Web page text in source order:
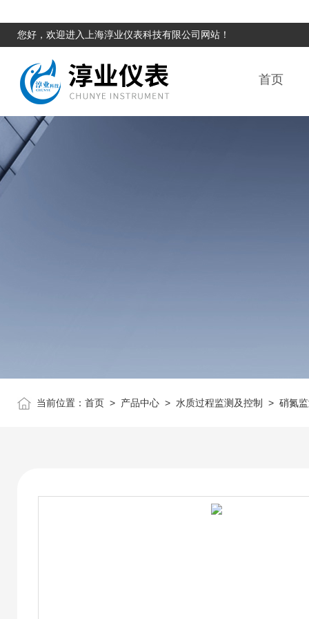
您好，欢迎进入上海淳业仪表科技有限公司网站！
首页
当前位置： 首页 > 产品中心 > 水质过程监测及控制 > 硝氮